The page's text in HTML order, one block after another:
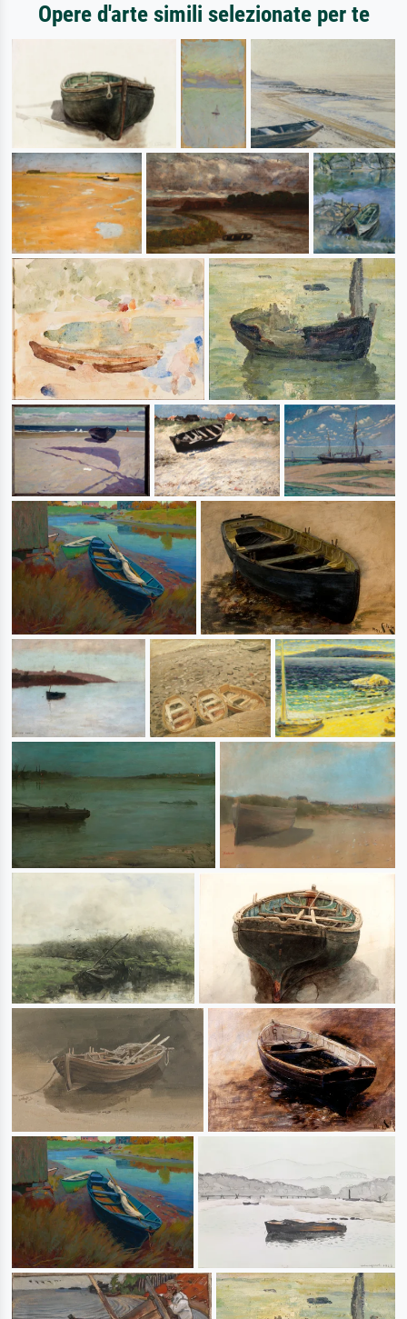
Opere d'arte simili selezionate per te